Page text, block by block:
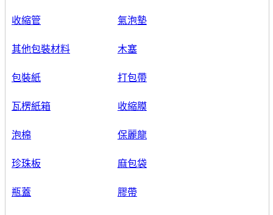
收縮管 氣泡墊
其他包裝材料 木塞
包裝紙 打包帶
瓦楞紙箱 收縮膜
泡棉 保麗龍
珍珠板 麻包袋
瓶蓋 膠帶